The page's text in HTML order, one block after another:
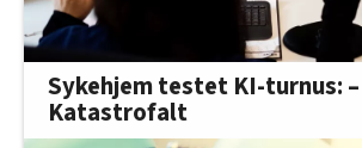
Sykehjem testet KI-turnus: –
Katastrofalt